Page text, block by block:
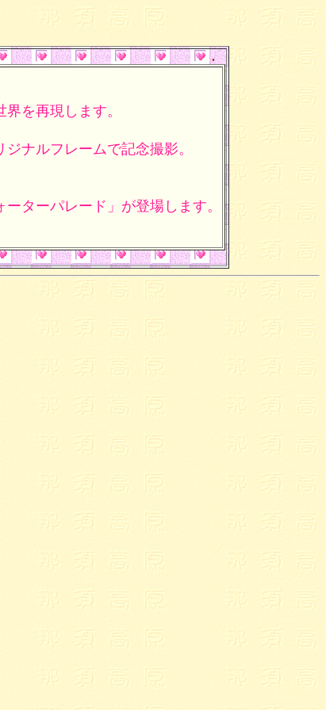
を再現します。
ナルフレームで記念撮影。
ターパレード」が登場します。